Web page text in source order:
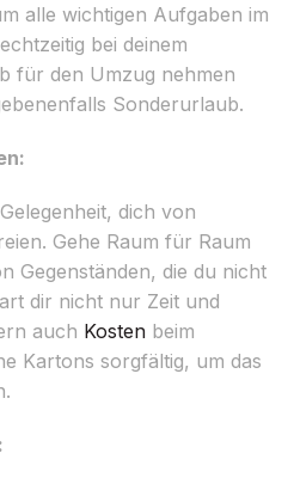
alle wichtigen Aufgaben im
bei deinem
für den Umzug nehmen
Sonderurlaub.
dich von
Gehe Raum für Raum
Gegenständen, die du nicht
dir nicht nur Zeit und
auch Kosten beim
Kartons sorgfältig, um das
: